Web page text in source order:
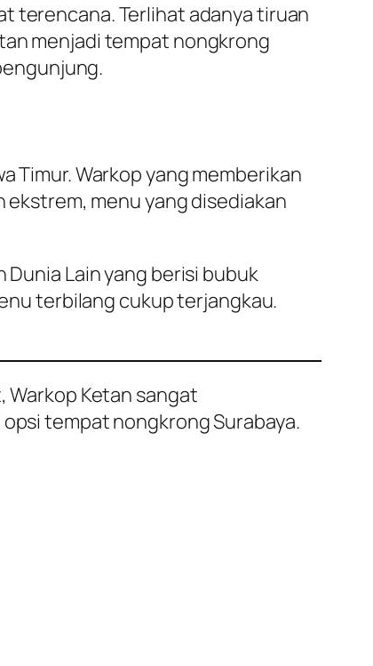
terencana. Terlihat adanya tiruan
menjadi tempat nongkrong
Timur. Warkop yang memberikan
ekstrem, menu yang disediakan
Lain yang berisi bubuk
terbilang cukup terjangkau.
Warkop Ketan sangat
tempat nongkrong Surabaya.